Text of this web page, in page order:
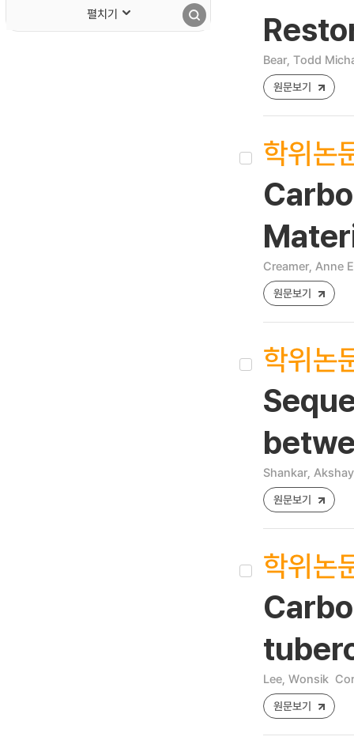
펼치기
Bear, Todd
원문보기
학위논
Creamer, Anne
원문보기
학위논
Shankar,
원문보기
학위논
Lee, Wonsik
원문보기